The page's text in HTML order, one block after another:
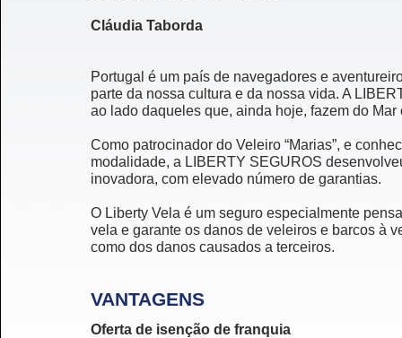
Cláudia Taborda
Portugal é um país de navegadores e
parte da nossa cultura e da nossa vida. A
ao lado daqueles que, ainda hoje, fazem do
Como patrocinador do Veleiro “Marias”, e
modalidade, a LIBERTY SEGUROS
inovadora, com elevado número de garantias.
O Liberty Vela é um seguro especialmente
vela e garante os danos de veleiros e barcos à
como dos danos causados a terceiros.
VANTAGENS
Oferta de isenção de franquia